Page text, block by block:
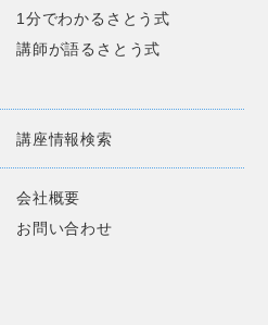
1分でわかるさとう式
講師が語るさとう式
講座情報検索
会社概要
お問い合わせ